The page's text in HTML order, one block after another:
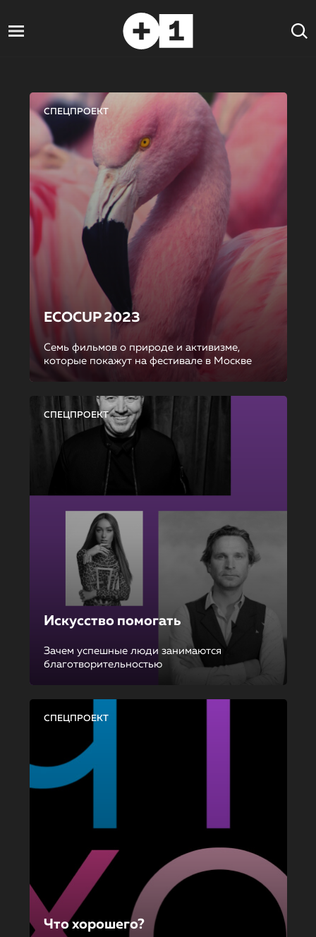
СПЕЦПРОЕКТ
ECOCUP 2023
Семь фильмов о природе и активизме,
которые покажут на фестивале в Москве
СПЕЦПРОЕКТ
Искусство помогать
Зачем успешные люди занимаются
благотворительностью
СПЕЦПРОЕКТ
Что хорошего?